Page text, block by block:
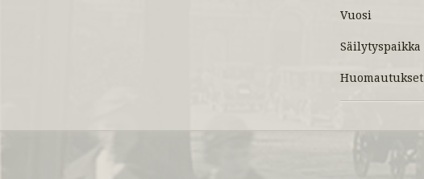
Vuosi
Säilytyspaikka
Huomautukset